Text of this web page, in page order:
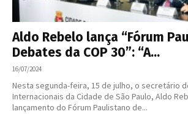
Aldo Rebelo lança “Fórum
Debates da COP 30”: “A...
16/07/2024
Nesta segunda-feira, 15 de julho, o secretário
Internacionais da Cidade de São Paulo, Aldo
lançamento do Fórum Paulistano de...